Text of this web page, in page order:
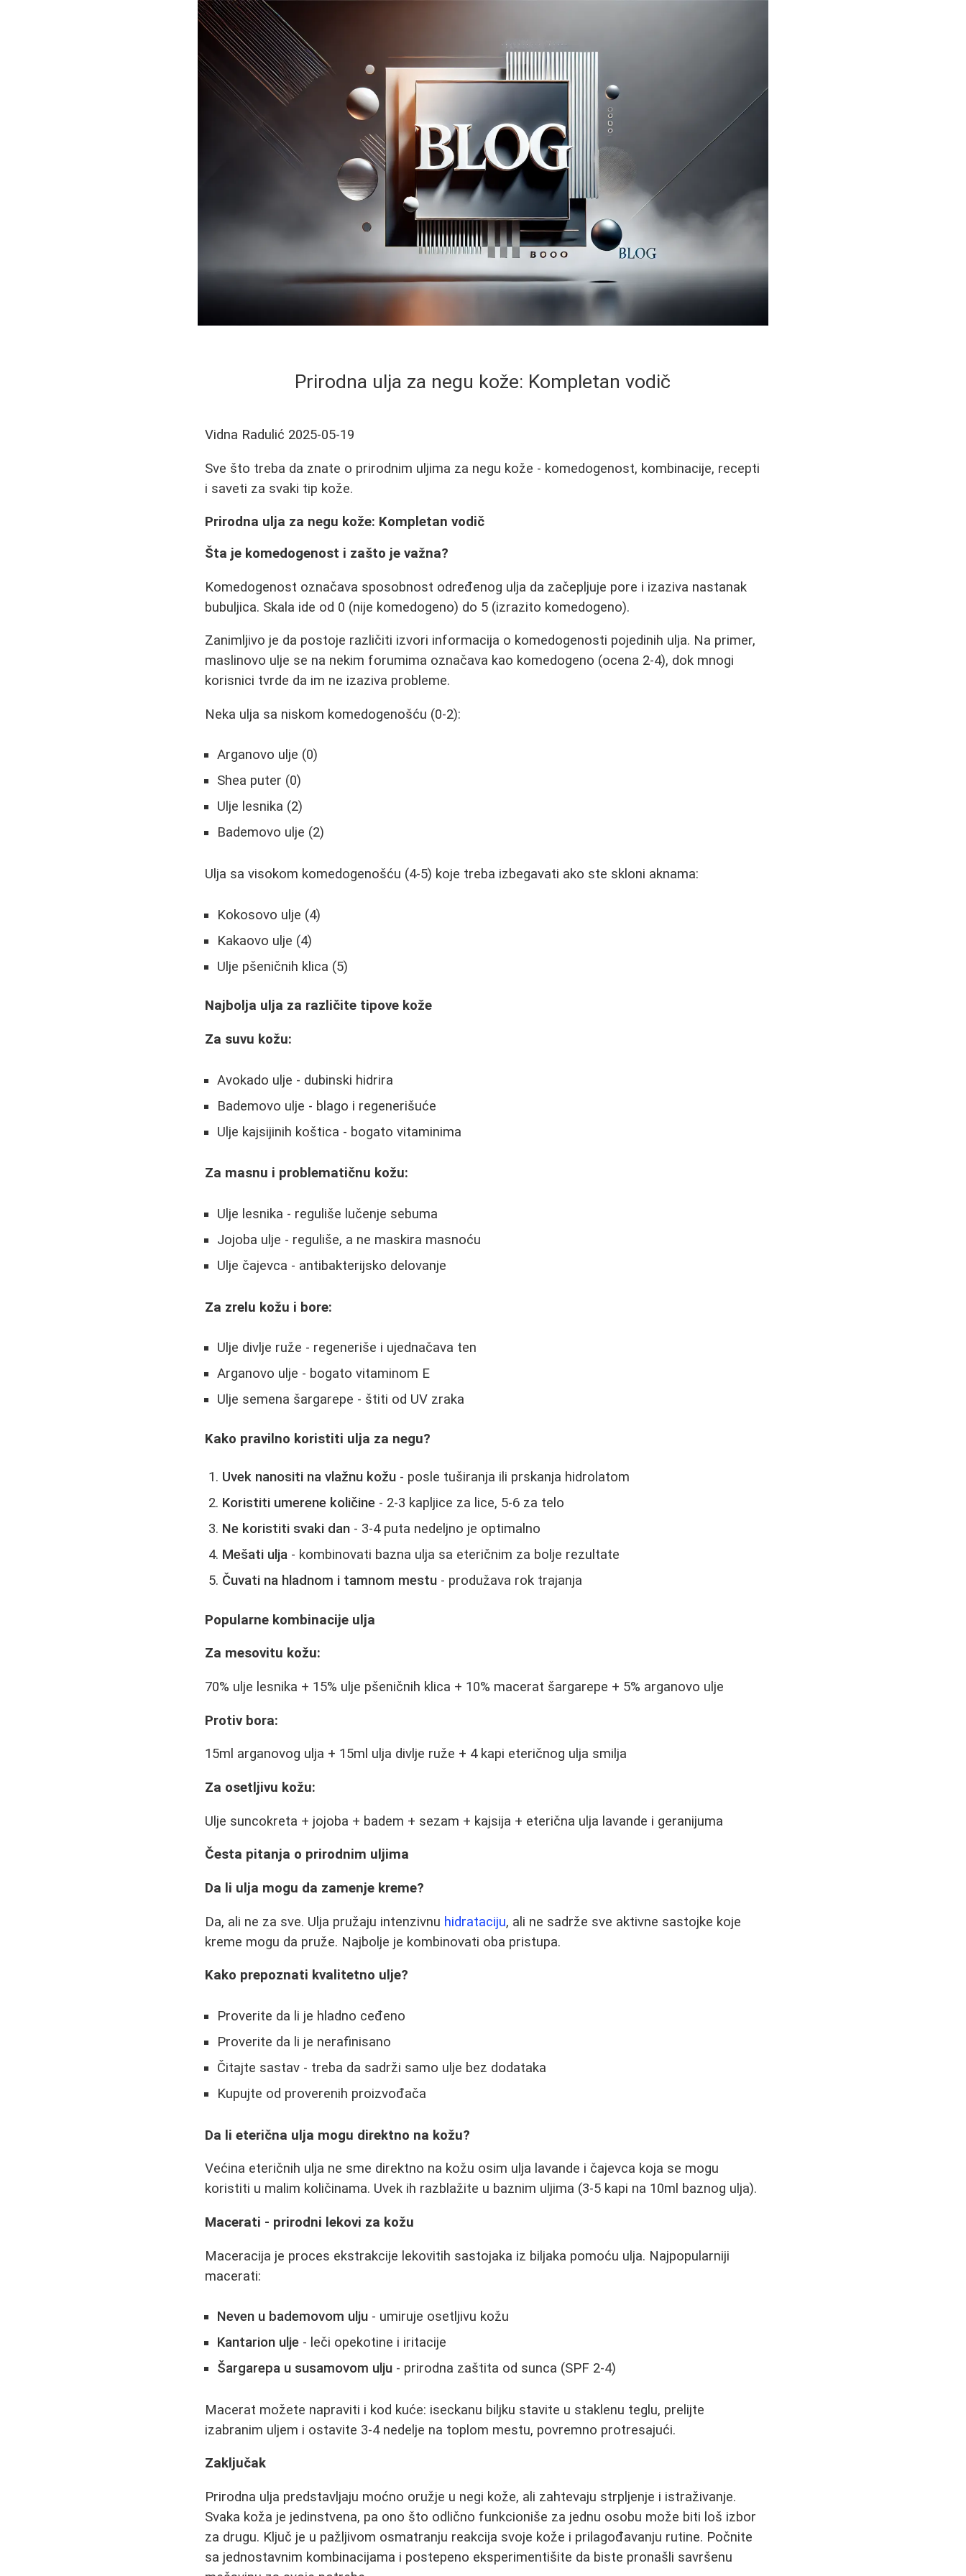
Prirodna ulja za negu kože: Kompletan vodič
Vidna Radulić 2025-05-19
Sve što treba da znate o prirodnim uljima za negu kože - komedogenost, kombinacije, recepti
i saveti za svaki tip kože.
Prirodna ulja za negu kože: Kompletan vodič
Šta je komedogenost i zašto je važna?
Komedogenost označava sposobnost određenog ulja da začepljuje pore i izaziva nastanak
bubuljica. Skala ide od 0 (nije komedogeno) do 5 (izrazito komedogeno).
Zanimljivo je da postoje različiti izvori informacija o komedogenosti pojedinih ulja. Na primer,
maslinovo ulje se na nekim forumima označava kao komedogeno (ocena 2-4), dok mnogi
korisnici tvrde da im ne izaziva probleme.
Neka ulja sa niskom komedogenošću (0-2):
Arganovo ulje (0)
Shea puter (0)
Ulje lesnika (2)
Bademovo ulje (2)
Ulja sa visokom komedogenošću (4-5) koje treba izbegavati ako ste skloni aknama:
Kokosovo ulje (4)
Kakaovo ulje (4)
Ulje pšeničnih klica (5)
Najbolja ulja za različite tipove kože
Za suvu kožu:
Avokado ulje - dubinski hidrira
Bademovo ulje - blago i regenerišuće
Ulje kajsijinih koštica - bogato vitaminima
Za masnu i problematičnu kožu:
Ulje lesnika - reguliše lučenje sebuma
Jojoba ulje - reguliše, a ne maskira masnoću
Ulje čajevca - antibakterijsko delovanje
Za zrelu kožu i bore:
Ulje divlje ruže - regeneriše i ujednačava ten
Arganovo ulje - bogato vitaminom E
Ulje semena šargarepe - štiti od UV zraka
Kako pravilno koristiti ulja za negu?
Uvek nanositi na vlažnu kožu - posle tuširanja ili prskanja hidrolatom
Koristiti umerene količine - 2-3 kapljice za lice, 5-6 za telo
Ne koristiti svaki dan - 3-4 puta nedeljno je optimalno
Mešati ulja - kombinovati bazna ulja sa eteričnim za bolje rezultate
Čuvati na hladnom i tamnom mestu - produžava rok trajanja
Popularne kombinacije ulja
Za mesovitu kožu:
70% ulje lesnika + 15% ulje pšeničnih klica + 10% macerat šargarepe + 5% arganovo ulje
Protiv bora:
15ml arganovog ulja + 15ml ulja divlje ruže + 4 kapi eteričnog ulja smilja
Za osetljivu kožu:
Ulje suncokreta + jojoba + badem + sezam + kajsija + eterična ulja lavande i geranijuma
Česta pitanja o prirodnim uljima
Da li ulja mogu da zamenje kreme?
Da, ali ne za sve. Ulja pružaju intenzivnu hidrataciju, ali ne sadrže sve aktivne sastojke koje
kreme mogu da pruže. Najbolje je kombinovati oba pristupa.
Kako prepoznati kvalitetno ulje?
Proverite da li je hladno ceđeno
Proverite da li je nerafinisano
Čitajte sastav - treba da sadrži samo ulje bez dodataka
Kupujte od proverenih proizvođača
Da li eterična ulja mogu direktno na kožu?
Većina eteričnih ulja ne sme direktno na kožu osim ulja lavande i čajevca koja se mogu
koristiti u malim količinama. Uvek ih razblažite u baznim uljima (3-5 kapi na 10ml baznog ulja).
Macerati - prirodni lekovi za kožu
Maceracija je proces ekstrakcije lekovitih sastojaka iz biljaka pomoću ulja. Najpopularniji
macerati:
Neven u bademovom ulju - umiruje osetljivu kožu
Kantarion ulje - leči opekotine i iritacije
Šargarepa u susamovom ulju - prirodna zaštita od sunca (SPF 2-4)
Macerat možete napraviti i kod kuće: iseckanu biljku stavite u staklenu teglu, prelijte
izabranim uljem i ostavite 3-4 nedelje na toplom mestu, povremno protresajući.
Zaključak
Prirodna ulja predstavljaju moćno oružje u negi kože, ali zahtevaju strpljenje i istraživanje.
Svaka koža je jedinstvena, pa ono što odlično funkcioniše za jednu osobu može biti loš izbor
za drugu. Ključ je u pažljivom osmatranju reakcija svoje kože i prilagođavanju rutine. Počnite
sa jednostavnim kombinacijama i postepeno eksperimentišite da biste pronašli savršenu